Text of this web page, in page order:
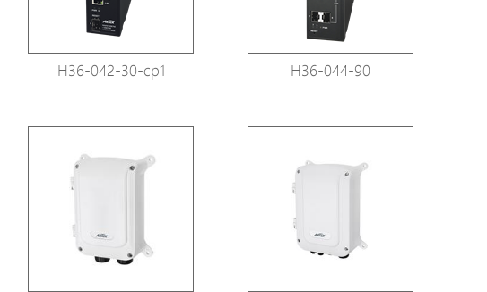
Axis Solutions
Hanwha Solutions
Zubehör
H36-042-30-cp1 H36-044-90